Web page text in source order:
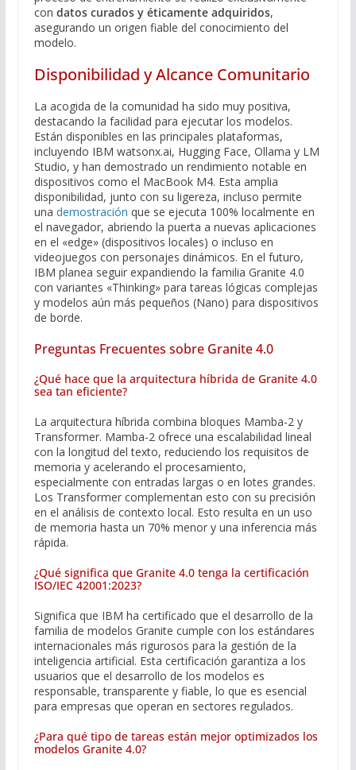
con datos curados y éticamente adquiridos,
asegurando un origen fiable del conocimiento del
modelo.
Disponibilidad y Alcance Comunitario
La acogida de la comunidad ha sido muy positiva,
destacando la facilidad para ejecutar los modelos.
Están disponibles en las principales plataformas,
incluyendo IBM watsonx.ai, Hugging Face, Ollama y LM
Studio, y han demostrado un rendimiento notable en
dispositivos como el MacBook M4. Esta amplia
disponibilidad, junto con su ligereza, incluso permite
una demostración que se ejecuta 100% localmente en
el navegador, abriendo la puerta a nuevas aplicaciones
en el «edge» (dispositivos locales) o incluso en
videojuegos con personajes dinámicos. En el futuro,
IBM planea seguir expandiendo la familia Granite 4.0
con variantes «Thinking» para tareas lógicas complejas
y modelos aún más pequeños (Nano) para dispositivos
de borde.
Preguntas Frecuentes sobre Granite 4.0
¿Qué hace que la arquitectura híbrida de Granite 4.0
sea tan eficiente?
La arquitectura híbrida combina bloques Mamba-2 y
Transformer. Mamba-2 ofrece una escalabilidad lineal
con la longitud del texto, reduciendo los requisitos de
memoria y acelerando el procesamiento,
especialmente con entradas largas o en lotes grandes.
Los Transformer complementan esto con su precisión
en el análisis de contexto local. Esto resulta en un uso
de memoria hasta un 70% menor y una inferencia más
rápida.
¿Qué significa que Granite 4.0 tenga la certificación
ISO/IEC 42001:2023?
Significa que IBM ha certificado que el desarrollo de la
familia de modelos Granite cumple con los estándares
internacionales más rigurosos para la gestión de la
inteligencia artificial. Esta certificación garantiza a los
usuarios que el desarrollo de los modelos es
responsable, transparente y fiable, lo que es esencial
para empresas que operan en sectores regulados.
¿Para qué tipo de tareas están mejor optimizados los
modelos Granite 4.0?